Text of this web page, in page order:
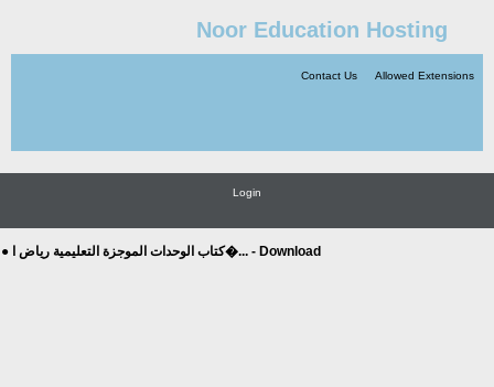
Noor Education Hosting
Allowed Extensions
Contact Us
Login
● كتاب الوحدات الموجزة التعليمية رياض ا�... - Download